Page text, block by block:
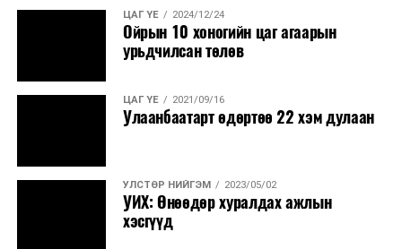
ЦАГ ҮЕ 2024/12/24
Ойрын 10 хоногийн цаг агаарын
урьдчилсан төлөв
ЦАГ ҮЕ 2021/09/16
Улаанбаатарт өдөртөө 22 хэм дулаан
УЛСТӨР НИЙГЭМ 2023/05/02
УИХ: Өнөөдөр хуралдах ажлын
хэсгүүд